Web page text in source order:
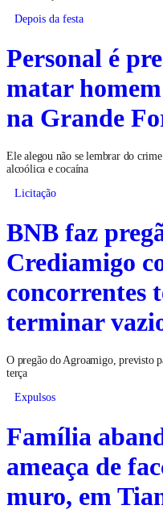
Depois da festa
Personal é
matar
na Grande
Ele alegou não se lembrar do
alcoólica e cocaína
Licitação
BNB faz
Crediamigo
concorrentes
terminar
O pregão do Agroamigo, previsto
terça
Expulsos
Família
ameaça de
muro, em